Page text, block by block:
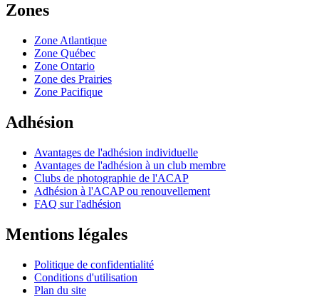
Zones
Zone Atlantique
Zone Québec
Zone Ontario
Zone des Prairies
Zone Pacifique
Adhésion
Avantages de l'adhésion individuelle
Avantages de l'adhésion à un club membre
Clubs de photographie de l'ACAP
Adhésion à l'ACAP ou renouvellement
FAQ sur l'adhésion
Mentions légales
Politique de confidentialité
Conditions d'utilisation
Plan du site